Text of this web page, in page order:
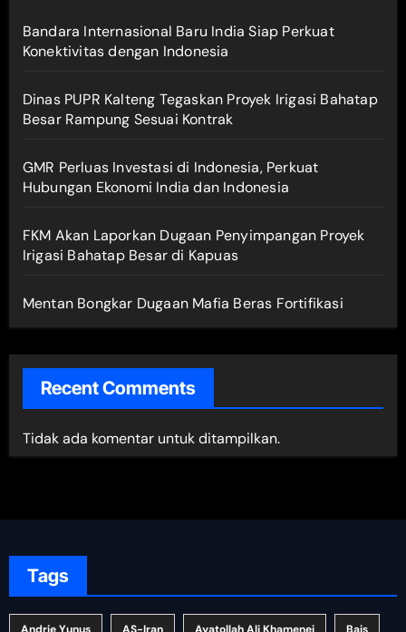
Bandara Internasional Baru India Siap Perkuat
Konektivitas dengan Indonesia
Dinas PUPR Kalteng Tegaskan Proyek Irigasi Bahatap
Besar Rampung Sesuai Kontrak
GMR Perluas Investasi di Indonesia, Perkuat
Hubungan Ekonomi India dan Indonesia
FKM Akan Laporkan Dugaan Penyimpangan Proyek
Irigasi Bahatap Besar di Kapuas
Mentan Bongkar Dugaan Mafia Beras Fortifikasi
Recent Comments
Tidak ada komentar untuk ditampilkan.
Tags
Andrie Yunus AS-Iran Ayatollah Ali Khamenei Bais